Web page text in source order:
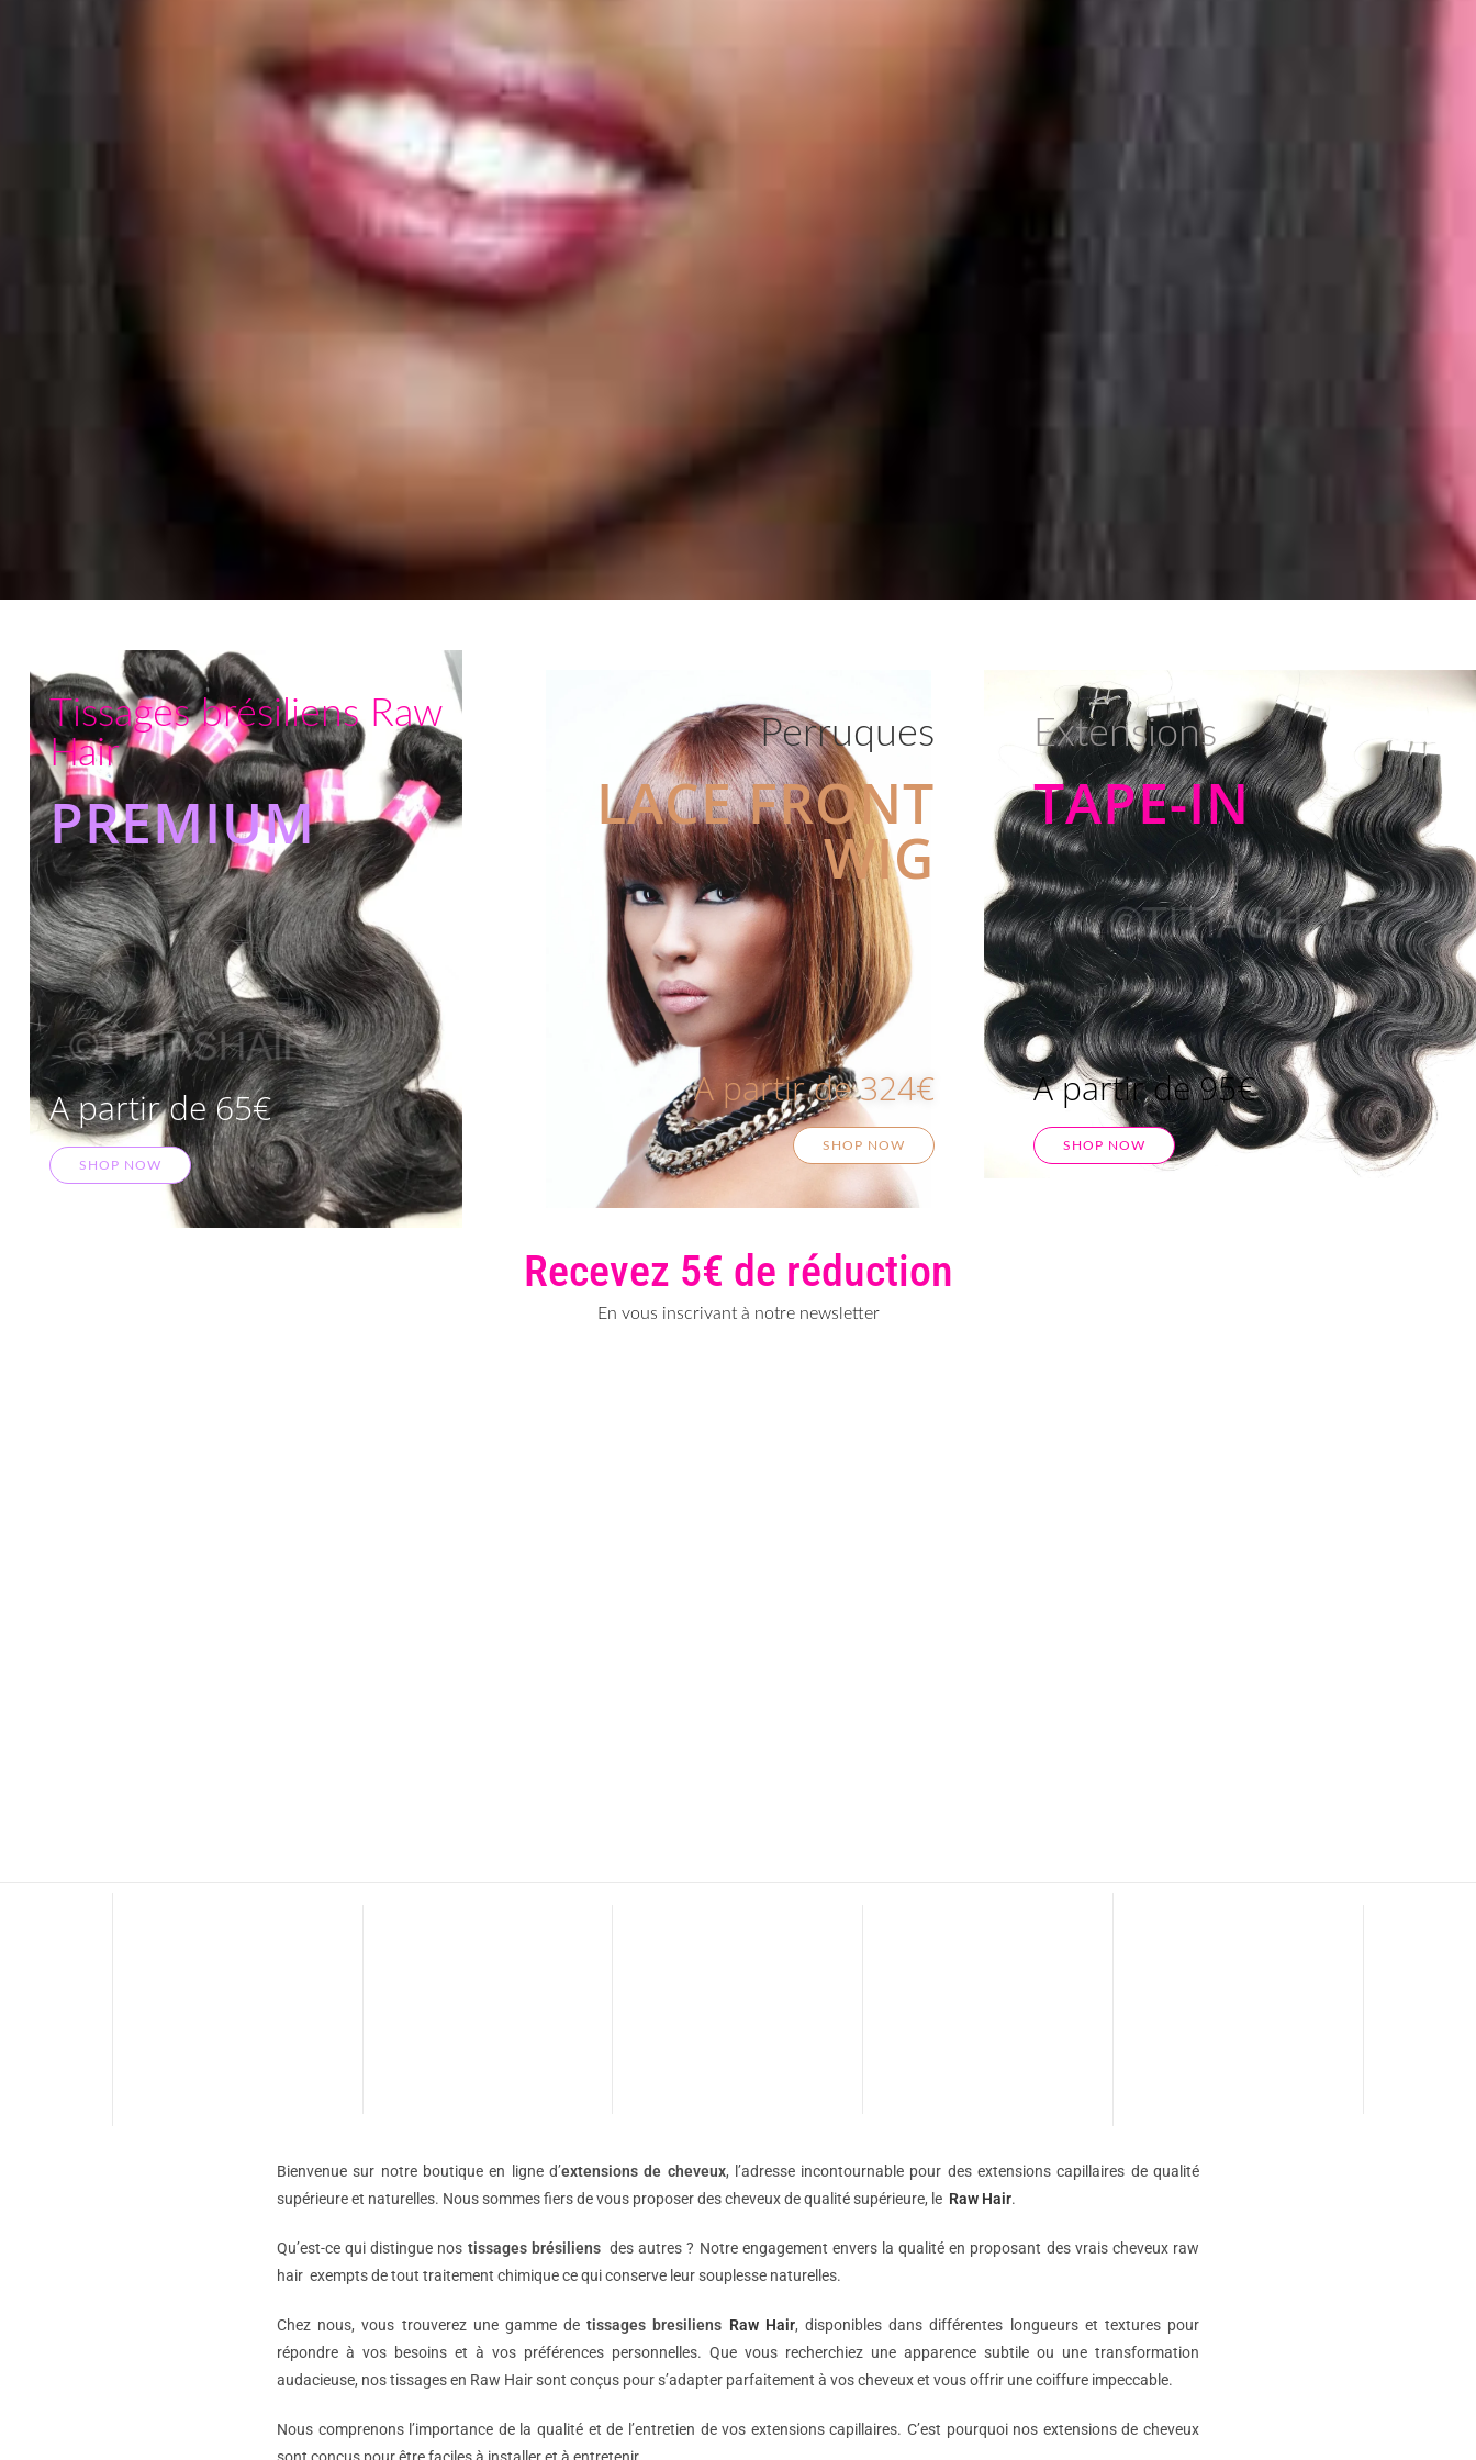
Tissages brésiliens Raw
Hair
PREMIUM
A partir de 65€
SHOP NOW
Perruques
LACE FRONT
WIG
A partir de 324€
SHOP NOW
Extensions
TAPE-IN
A partir de 95€
SHOP NOW
Recevez 5€ de réduction
En vous inscrivant à notre newsletter
Bienvenue sur notre boutique en ligne d’extensions de cheveux, l’adresse incontournable pour des extensions capillaires de qualité
supérieure et naturelles. Nous sommes fiers de vous proposer des cheveux de qualité supérieure, le Raw Hair.
Qu’est-ce qui distingue nos tissages brésiliensdes autres ? Notre engagement envers la qualité en proposant des vrais cheveux raw
hair exempts de tout traitement chimique ce qui conserve leur souplesse naturelles.
Chez nous, vous trouverez une gamme detissages bresiliens Raw Hair, disponibles dans différentes longueurs et textures pour
répondre à vos besoins et à vos préférences personnelles. Que vous recherchiez une apparence subtile ou une transformation
audacieuse, nos tissages en Raw Hair sont conçus pour s’adapter parfaitement à vos cheveux et vous offrir une coiffure impeccable.
Nous comprenons l’importance de la qualité et de l’entretien de vos extensions capillaires. C’est pourquoi nos extensions de cheveux